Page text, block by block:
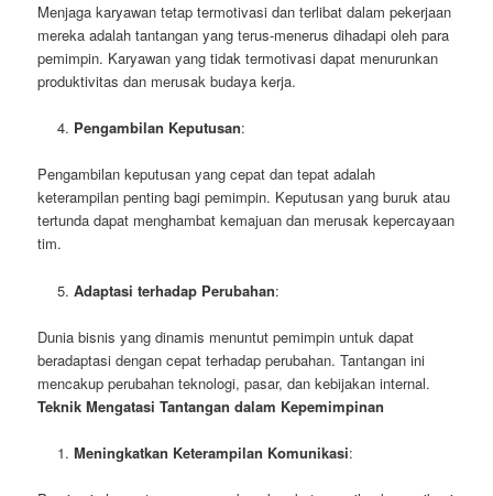
Menjaga karyawan tetap termotivasi dan terlibat dalam pekerjaan
mereka adalah tantangan yang terus-menerus dihadapi oleh para
pemimpin. Karyawan yang tidak termotivasi dapat menurunkan
produktivitas dan merusak budaya kerja.
Pengambilan Keputusan:
Pengambilan keputusan yang cepat dan tepat adalah
keterampilan penting bagi pemimpin. Keputusan yang buruk atau
tertunda dapat menghambat kemajuan dan merusak kepercayaan
tim.
Adaptasi terhadap Perubahan:
Dunia bisnis yang dinamis menuntut pemimpin untuk dapat
beradaptasi dengan cepat terhadap perubahan. Tantangan ini
mencakup perubahan teknologi, pasar, dan kebijakan internal.
Teknik Mengatasi Tantangan dalam Kepemimpinan
Meningkatkan Keterampilan Komunikasi: